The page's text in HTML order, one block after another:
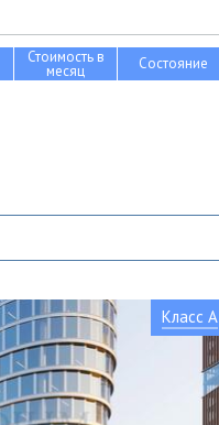
Стоимость в
месяц Состояние
Класс A